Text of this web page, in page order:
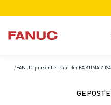
PRODUKTÜBERSICHT
Startseite/ Nachrichten und Medien /
/FANUC präsentiert auf der FAKUMA